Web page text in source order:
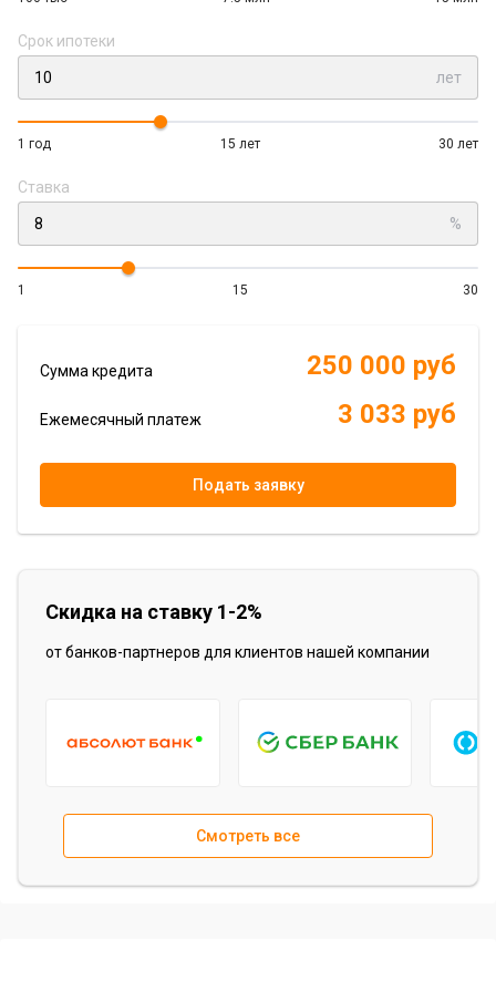
Срок ипотеки
лет
1 год 15 лет 30 лет
Ставка
%
1 15 30
Сумма кредита 250 000 руб
Ежемесячный платеж 3 033 руб
Подать заявку
Скидка на ставку 1-2%
от банков-партнеров для клиентов нашей компании
Смотреть все